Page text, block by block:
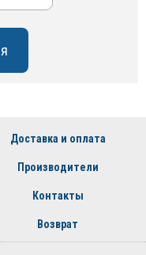
Доставка и оплата
Производители
Контакты
Возврат